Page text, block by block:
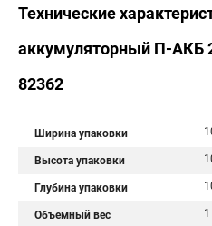
Технические
аккумуляторный П-АКБ
82362
Ширина упаковки
Высота упаковки
Глубина упаковки
Объемный вес 1